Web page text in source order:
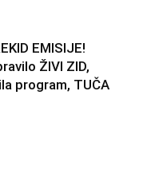
EMISIJE!
ŽIVI ZID,
program, TUČA